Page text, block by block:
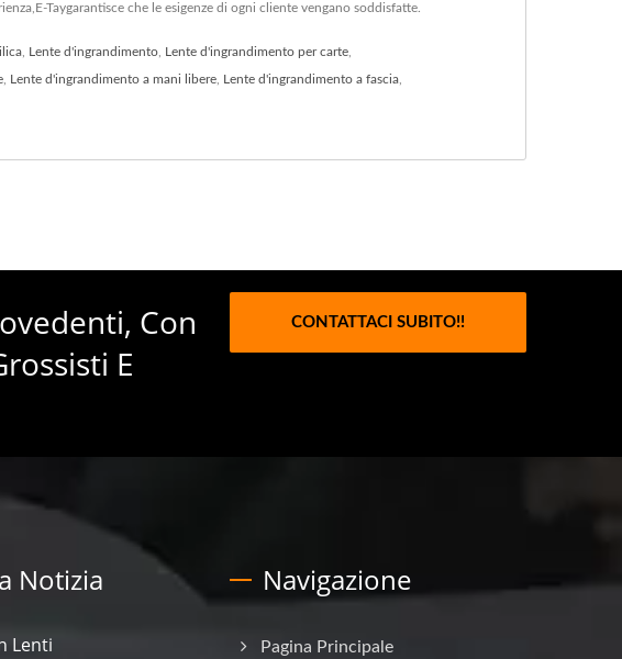
Taygarantisce che le esigenze di ogni cliente vengano soddisfatte.
Lente d'ingrandimento Lente d'ingrandimento per carte
Lente d'ingrandimento a mani libere Lente d'ingrandimento a fascia
Con
E
CONTATTACI SUBITO!!
Notizia
Lenti
Navigazione
Pagina Principale